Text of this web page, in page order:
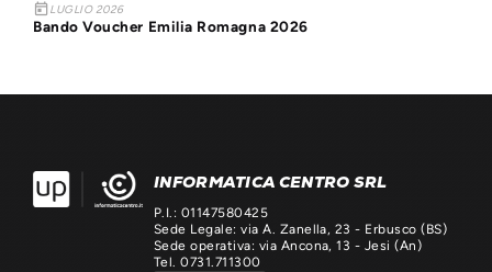
today LUGLIO 2026
Bando Voucher Emilia Romagna 2026
INFORMATICA CENTRO SRL
P.I.: 01147580425
Sede Legale: via A. Zanella, 23 - Erbusco (BS)
Sede operativa: via Ancona, 13 - Jesi (An)
Tel. 0731.711300